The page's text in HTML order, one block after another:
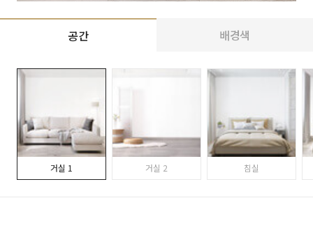
공간 배경색
거실 1 거실 2 침실